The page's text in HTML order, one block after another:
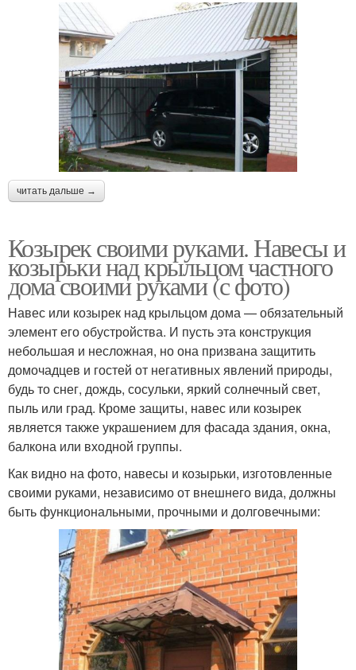
читать дальше →
Козырек своими руками. Навесы и
козырьки над крыльцом частного
дома своими руками (с фото)
Навес или козырек над крыльцом дома — обязательный
элемент его обустройства. И пусть эта конструкция
небольшая и несложная, но она призвана защитить
домочадцев и гостей от негативных явлений природы,
будь то снег, дождь, сосульки, яркий солнечный свет,
пыль или град. Кроме защиты, навес или козырек
является также украшением для фасада здания, окна,
балкона или входной группы.
Как видно на фото, навесы и козырьки, изготовленные
своими руками, независимо от внешнего вида, должны
быть функциональными, прочными и долговечными: